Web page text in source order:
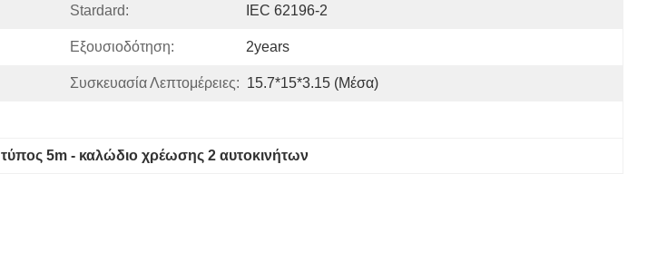
Stardard: IEC 62196-2
Εξουσιοδότηση: 2years
Συσκευασία Λεπτομέρειες: 15.7*15*3.15 (μέσα)
τύπος 5m - καλώδιο χρέωσης 2 αυτοκινήτων